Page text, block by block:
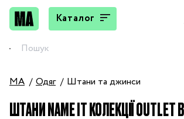
Каталог
MA Одяг Штани та джинси
ШТАНИ NAME IT КОЛЕКЦІЇ OUTLET